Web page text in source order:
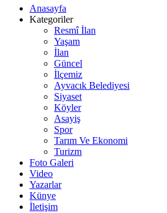
Anasayfa
Kategoriler
Resmî İlan
Yaşam
İlan
Güncel
İlçemiz
Ayvacık Belediyesi
Siyaset
Köyler
Asayiş
Spor
Tarım Ve Ekonomi
Turizm
Foto Galeri
Video
Yazarlar
Künye
İletişim